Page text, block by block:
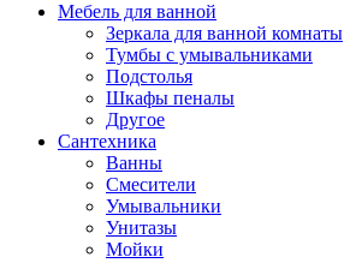
Мебель для ванной
Зеркала для ванной комнаты
Тумбы с умывальниками
Подстолья
Шкафы пеналы
Другое
Сантехника
Ванны
Смесители
Умывальники
Унитазы
Мойки